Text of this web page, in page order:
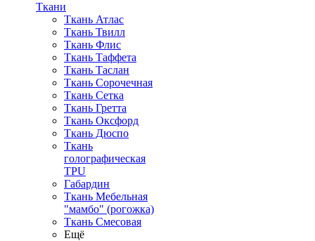
Ткани
Ткань Атлас
Ткань Твилл
Ткань Флис
Ткань Таффета
Ткань Таслан
Ткань Сорочечная
Ткань Сетка
Ткань Гретта
Ткань Оксфорд
Ткань Дюспо
Ткань
голографическая
TPU
Габардин
Ткань Мебельная
"мамбо" (рогожка)
Ткань Смесовая
Ещё